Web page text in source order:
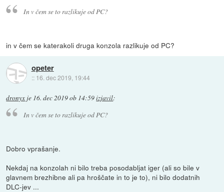
In v čem se to razlikuje od PC?
in v čem se katerakoli druga konzola razlikuje od PC?
opeter
:: 16. dec 2019, 19:44
dronyx je 16. dec 2019 ob 14:59izjavil:
In v čem se to razlikuje od PC?
Dobro vprašanje.
Nekdaj na konzolah ni bilo treba posodabljat iger (ali so bile v
glavnem brezhibne ali pa hroščate in to je to), ni bilo dodatnih
DLC-jev ...